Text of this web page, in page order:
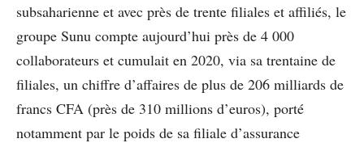
subsaharienne et avec près de trente filiales et affiliés, le
groupe Sunu compte aujourd’hui près de 4 000
collaborateurs et cumulait en 2020, via sa trentaine de
filiales, un chiffre d’affaires de plus de 206 milliards de
francs CFA (près de 310 millions d’euros), porté
notamment par le poids de sa filiale d’assurance